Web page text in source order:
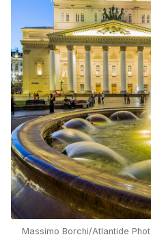
Massimo Borchi/Atlantide